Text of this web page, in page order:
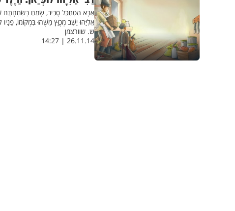
אַבָּא הִסְתַּכֵּל סָבִיב, שָׂמֵחַ בְּשִׂמְחָתָם
אֵלִיָּהוּ יָשַׁב מְכֻוָּץ מַשֶּׁהוּ בִּמְקוֹמוֹ,
ש. שוורצמן
26.11.14 | 14:27